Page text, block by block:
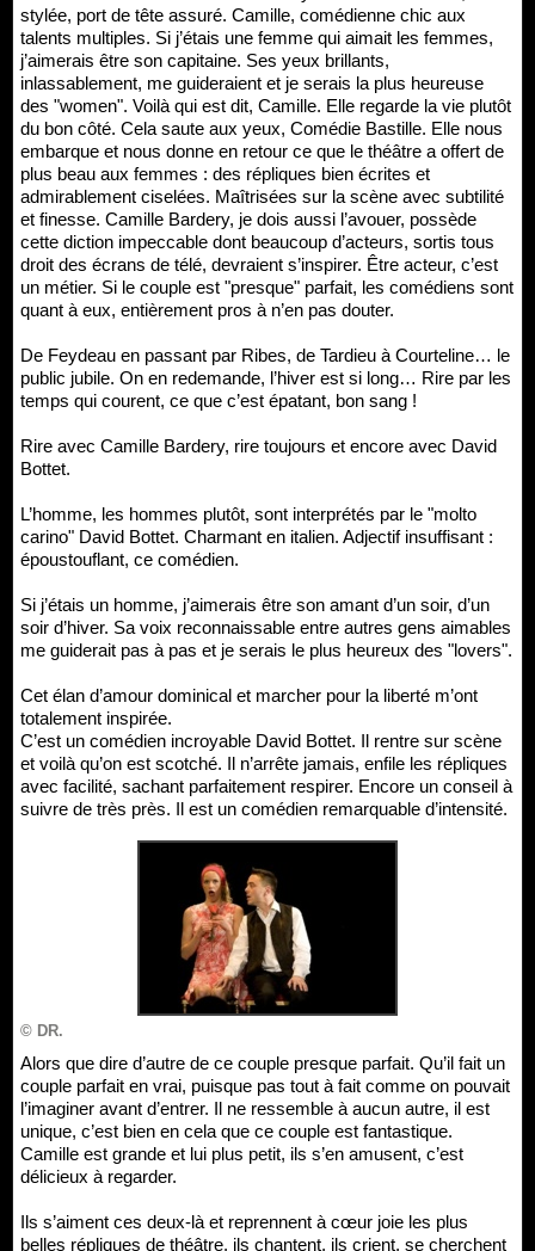
stylée, port de tête assuré. Camille, comédienne chic aux
talents multiples. Si j’étais une femme qui aimait les femmes,
j’aimerais être son capitaine. Ses yeux brillants,
inlassablement, me guideraient et je serais la plus heureuse
des "women". Voilà qui est dit, Camille. Elle regarde la vie plutôt
du bon côté. Cela saute aux yeux, Comédie Bastille. Elle nous
embarque et nous donne en retour ce que le théâtre a offert de
plus beau aux femmes : des répliques bien écrites et
admirablement ciselées. Maîtrisées sur la scène avec subtilité
et finesse. Camille Bardery, je dois aussi l’avouer, possède
cette diction impeccable dont beaucoup d’acteurs, sortis tous
droit des écrans de télé, devraient s’inspirer. Être acteur, c’est
un métier. Si le couple est "presque" parfait, les comédiens sont
quant à eux, entièrement pros à n’en pas douter.
De Feydeau en passant par Ribes, de Tardieu à Courteline… le
public jubile. On en redemande, l’hiver est si long… Rire par les
temps qui courent, ce que c’est épatant, bon sang !
Rire avec Camille Bardery, rire toujours et encore avec David
Bottet.
L’homme, les hommes plutôt, sont interprétés par le "molto
carino" David Bottet. Charmant en italien. Adjectif insuffisant :
époustouflant, ce comédien.
Si j’étais un homme, j’aimerais être son amant d’un soir, d’un
soir d’hiver. Sa voix reconnaissable entre autres gens aimables
me guiderait pas à pas et je serais le plus heureux des "lovers".
Cet élan d’amour dominical et marcher pour la liberté m’ont
totalement inspirée.
C’est un comédien incroyable David Bottet. Il rentre sur scène
et voilà qu’on est scotché. Il n’arrête jamais, enfile les répliques
avec facilité, sachant parfaitement respirer. Encore un conseil à
suivre de très près. Il est un comédien remarquable d’intensité.
© DR.
Alors que dire d’autre de ce couple presque parfait. Qu’il fait un
couple parfait en vrai, puisque pas tout à fait comme on pouvait
l’imaginer avant d’entrer. Il ne ressemble à aucun autre, il est
unique, c’est bien en cela que ce couple est fantastique.
Camille est grande et lui plus petit, ils s’en amusent, c’est
délicieux à regarder.
Ils s’aiment ces deux-là et reprennent à cœur joie les plus
belles répliques de théâtre, ils chantent, ils crient, se cherchent